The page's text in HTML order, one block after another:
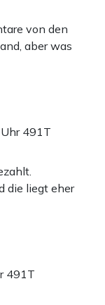
von den
aber was
491T
die liegt eher
491T